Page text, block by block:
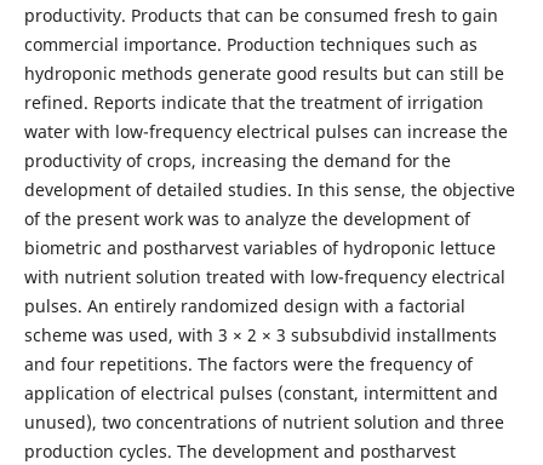
productivity. Products that can be consumed fresh to gain
commercial importance. Production techniques such as
hydroponic methods generate good results but can still be
refined. Reports indicate that the treatment of irrigation
water with low-frequency electrical pulses can increase the
productivity of crops, increasing the demand for the
development of detailed studies. In this sense, the objective
of the present work was to analyze the development of
biometric and postharvest variables of hydroponic lettuce
with nutrient solution treated with low-frequency electrical
pulses. An entirely randomized design with a factorial
scheme was used, with 3 × 2 × 3 subsubdivid installments
and four repetitions. The factors were the frequency of
application of electrical pulses (constant, intermittent and
unused), two concentrations of nutrient solution and three
production cycles. The development and postharvest